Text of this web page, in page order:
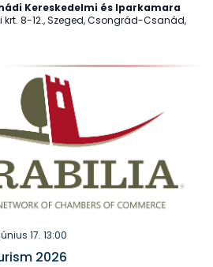
Kereskedelmi és Iparkamara
krt. 8-12., Szeged, Csongrád-Csanád,
2026
17. 13:00